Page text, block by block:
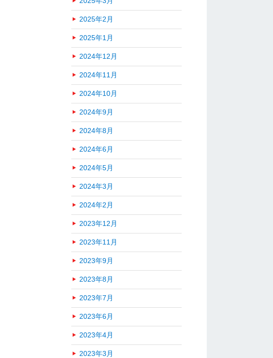
2025年2月
2025年1月
2024年12月
2024年11月
2024年10月
2024年9月
2024年8月
2024年6月
2024年5月
2024年3月
2024年2月
2023年12月
2023年11月
2023年9月
2023年8月
2023年7月
2023年6月
2023年4月
2023年3月